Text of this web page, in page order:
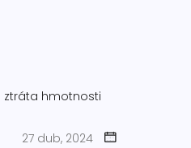
ztráta hmotnosti
27 dub, 2024